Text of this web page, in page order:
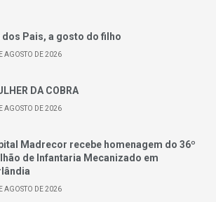
dos Pais, a gosto do filho
AGOSTO DE 2026
DA COBRA
AGOSTO DE 2026
Madrecor recebe homenagem do 36º
de Infantaria Mecanizado em
AGOSTO DE 2026